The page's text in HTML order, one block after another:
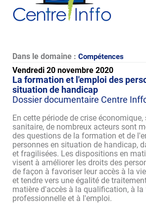
Dans le domaine : Compétences
Vendredi 20 novembre 2020
La formation et l'emploi des
situation de handicap
Dossier documentaire Centre
En cette période de crise
sanitaire, de nombreux acteurs sont
des questions de la formation et de
personnes en situation de handicap,
et fragilisées. Les dispositions en
visent à améliorer les droits des
de façon à favoriser leur accès à la
et tendre vers une égalité de
matière d'accès à la qualification, à
professionnelle et à l'emploi.